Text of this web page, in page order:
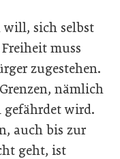
will, sich selbst
muss
zugestehen.
nämlich
gefährdet wird.
auch bis zur
geht, ist